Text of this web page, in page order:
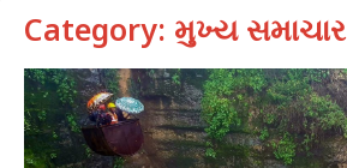
Category: મુખ્ય સમાચાર